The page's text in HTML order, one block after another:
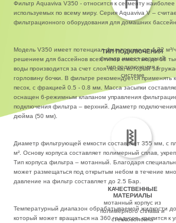
ТИП ПОДКЛЮЧЕНИЯ
фильтр имеет верхний
тип подключения к
системе
КАЧЕСТВЕННЫЕ
МАТЕРИАЛЫ
мотанный корпус из
полимерного сплава и
стекловолокна
Фильтр Aquaviva V350 - относится к сегменту наиболее
используемых по всему миру. Серия Aquaviva V –
фильтрационного оборудования для домашних
Модель V350 имеет потенциал фильтрации до 4,32 м³/
решением для бассейнов всех типов емкостью до 18
воды производится за счет слоя песка, который
горловину бочки. В фильтре рекомендуется применять
песок, с фракцией 0.5 - 0.8 мм. Масса засыпки
оснащен 6-режимным клапаном управления
подключения фильтра – верхний. Диаметр
дюйма (50 мм).
Диаметр фильтрующей емкости составляет 355 мм, с
м². Основу корпуса составляет полимерный сплав,
Тип корпуса фильтра – мотанный. Благодаря
может размещаться под открытым небом в течение
давление на фильтр составляет до 2.5 Бар.
Температурный диапазон обрабатываемой жидкости
который может вращаться на 360 градусов, крепится к